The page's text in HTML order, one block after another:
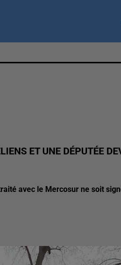
ET UNE DÉPUTÉE
avec le Mercosur ne soit